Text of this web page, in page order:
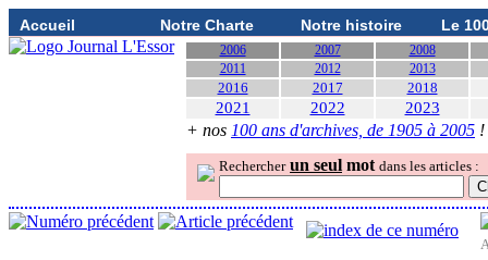
Accueil Notre Charte Notre histoire Le
2006 2007
2008
2011
2012 2013
2016 2017 2018
2021 2022 2023
+ nos 100 ans d'archives, de 1905 à 2005 !
Rechercher un seul mot dans les articles :